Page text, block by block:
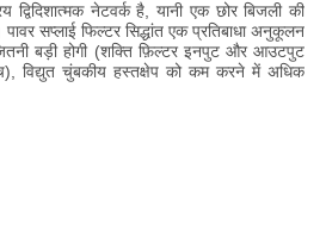
द्विदिशात्मक नेटवर्क है, यानी एक छोर बिजली की
सप्लाई फिल्टर सिद्धांत एक प्रतिबाधा अनुकूलन
बड़ी होगी (शक्ति फ़िल्टर इनपुट और आउटपुट
विद्युत चुंबकीय हस्तक्षेप को कम करने में अधिक